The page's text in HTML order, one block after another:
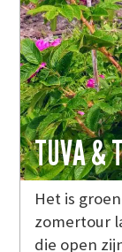
TUVA &
Het is
zomertour
die open